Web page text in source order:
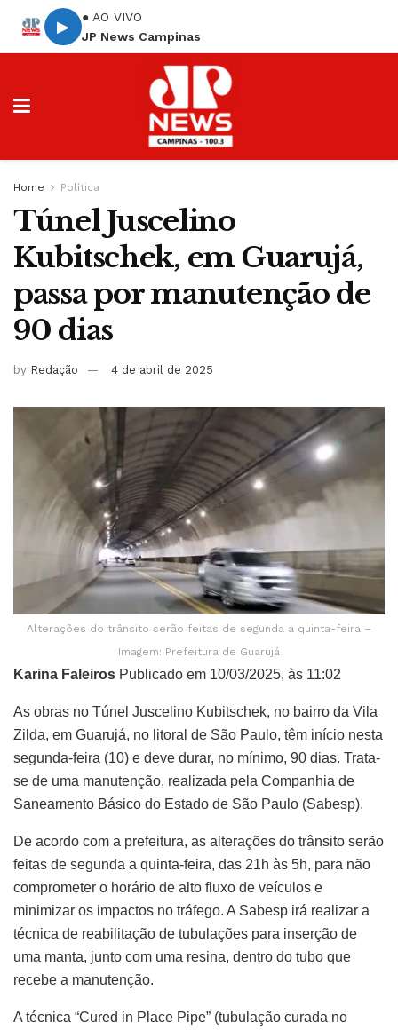
▶
● AO VIVO
JP News Campinas
Home Política
Túnel Juscelino
Kubitschek, em Guarujá,
passa por manutenção de
90 dias
by Redação 4 de abril de 2025
Alterações do trânsito serão feitas de segunda a quinta-feira –
Imagem: Prefeitura de Guarujá
Karina Faleiros Publicado em 10/03/2025, às 11:02
As obras no Túnel Juscelino Kubitschek, no bairro da Vila
Zilda, em Guarujá, no litoral de São Paulo, têm início nesta
segunda-feira (10) e deve durar, no mínimo, 90 dias. Trata-
se de uma manutenção, realizada pela Companhia de
Saneamento Básico do Estado de São Paulo (Sabesp).
De acordo com a prefeitura, as alterações do trânsito serão
feitas de segunda a quinta-feira, das 21h às 5h, para não
comprometer o horário de alto fluxo de veículos e
minimizar os impactos no tráfego. A Sabesp irá realizar a
técnica de reabilitação de tubulações para inserção de
uma manta, junto com uma resina, dentro do tubo que
recebe a manutenção.
A técnica “Cured in Place Pipe” (tubulação curada no